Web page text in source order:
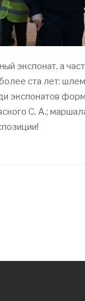
экспонат, а
ста лет:
экспонатов
С. А.;
музее ВВСпробег